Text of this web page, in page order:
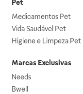
Pet
Medicamentos Pet
Vida Saudável Pet
Higiene e Limpeza Pet
Marcas Exclusivas
Needs
Bwell